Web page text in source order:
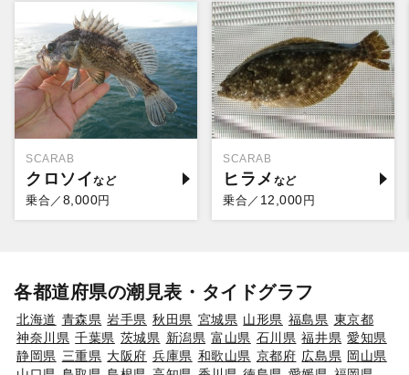
SCARAB
クロソイ
乗合／ 8,000円
SCARAB
ヒラメ
乗合／ 12,000円
各都道府県の潮見表・タイドグラフ
北海道 青森県 岩手県 秋田県 宮城県 山形県 福島県 東京都
神奈川県 千葉県 茨城県 新潟県 富山県 石川県 福井県 愛知県
静岡県 三重県 大阪府 兵庫県 和歌山県 京都府 広島県 岡山県